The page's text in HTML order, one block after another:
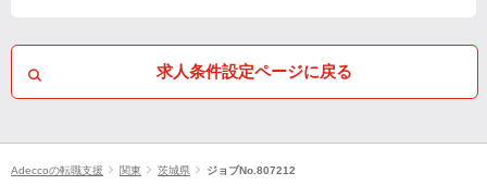
求人条件設定ページに戻る
Adeccoの転職支援 関東 茨城県 ジョブNo.807212